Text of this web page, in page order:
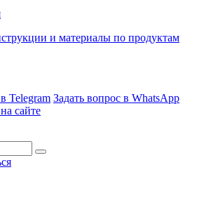
и материалы по продуктам
Telegram Задать вопрос в WhatsApp
сайте